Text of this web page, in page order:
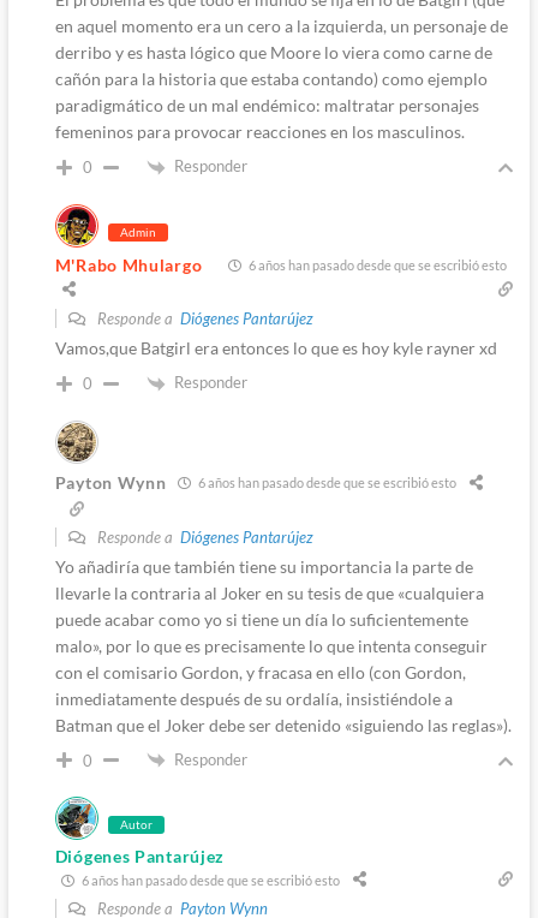
en aquel momento era un cero a la izquierda, un personaje de
derribo y es hasta lógico que Moore lo viera como carne de
cañón para la historia que estaba contando) como ejemplo
paradigmático de un mal endémico: maltratar personajes
femeninos para provocar reacciones en los masculinos.
0 Responder
Admin
M'Rabo Mhulargo 6 años han pasado desde que se escribió esto
Responde a Diógenes Pantarújez
Vamos,que Batgirl era entonces lo que es hoy kyle rayner xd
0 Responder
Payton Wynn 6 años han pasado desde que se escribió esto
Responde a Diógenes Pantarújez
Yo añadiría que también tiene su importancia la parte de
llevarle la contraria al Joker en su tesis de que «cualquiera
puede acabar como yo si tiene un día lo suficientemente
malo», por lo que es precisamente lo que intenta conseguir
con el comisario Gordon, y fracasa en ello (con Gordon,
inmediatamente después de su ordalía, insistiéndole a
Batman que el Joker debe ser detenido «siguiendo las reglas»).
0 Responder
Autor
Diógenes Pantarújez
6 años han pasado desde que se escribió esto
Responde a Payton Wynn